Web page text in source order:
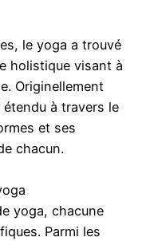
le yoga a trouvé
holistique visant à
Originellement
étendu à travers le
et ses
chacun.
yoga, chacune
Parmi les